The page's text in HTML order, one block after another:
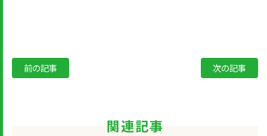
前の記事 次の記事
関連記事